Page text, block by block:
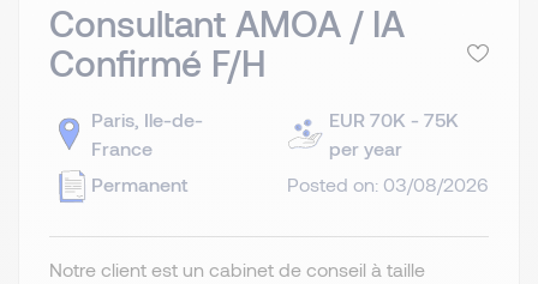
Consultant AMOA / IA
Confirmé F/H
Paris, Ile-de-
France
Permanent
EUR 70K - 75K
per year
Posted on: 03/08/2026
Notre client est un cabinet de conseil à taille